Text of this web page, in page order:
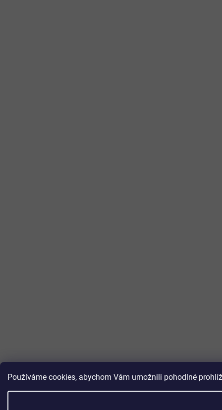
Používáme cookies, abychom Vám umožnili pohodlné